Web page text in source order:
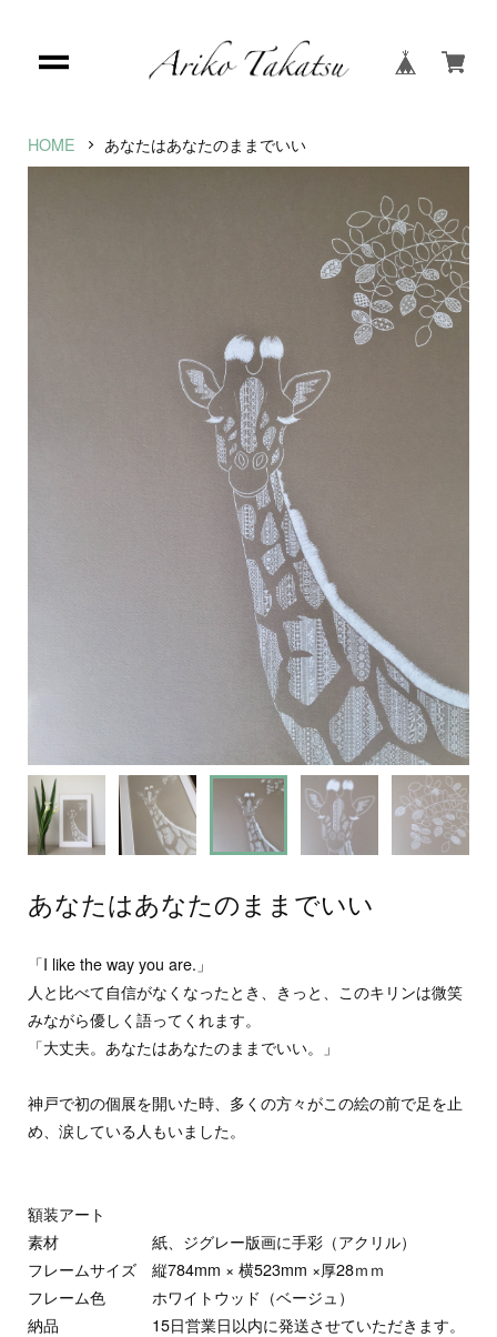
HOME あなたはあなたのままでいい
あなたはあなたのままでいい
「I like the way you are.」
人と比べて自信がなくなったとき、きっと、このキリンは微笑
みながら優しく語ってくれます。
「大丈夫。あなたはあなたのままでいい。」
神戸で初の個展を開いた時、多くの方々がこの絵の前で足を止
め、涙している人もいました。
額装アート
素材 紙、ジグレー版画に手彩（アクリル）
フレームサイズ 縦784mm × 横523mm ×厚28ｍｍ
フレーム色 ホワイトウッド（ベージュ）
納品 15日営業日以内に発送させていただきます。